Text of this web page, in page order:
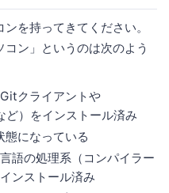
を持ってきてください。
コン」というのは次のよう
クライアントや
）をインストール済み
になっている
語の処理系（コンパイラー
ンストール済み